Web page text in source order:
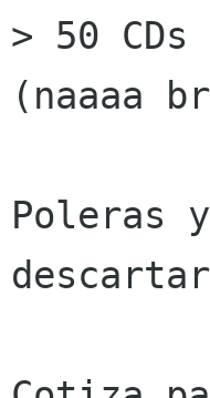
> 50
(naaaa
Poleras